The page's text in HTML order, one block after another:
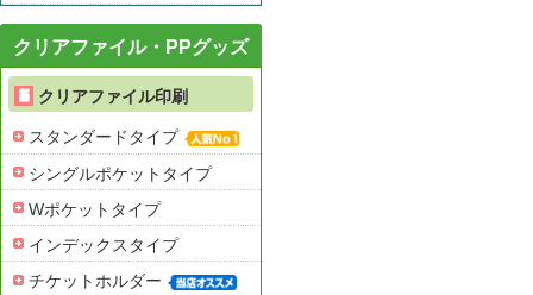
クリアファイル・PPグッズ
クリアファイル印刷
スタンダードタイプ
シングルポケットタイプ
Wポケットタイプ
インデックスタイプ
チケットホルダー